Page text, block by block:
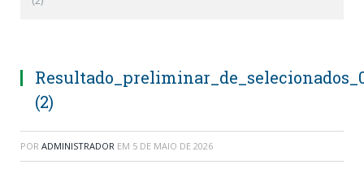
(2)
POR ADMINISTRADOR EM 5 DE MAIO DE 2026